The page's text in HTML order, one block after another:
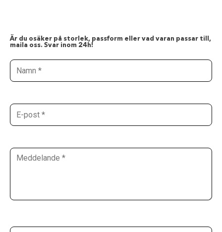
Är du osäker på storlek, passform eller vad varan passar till,
maila oss. Svar inom 24h!